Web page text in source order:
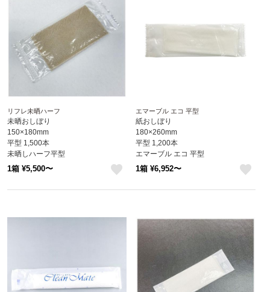
リフレ未晒ハーフ
未晒おしぼり
150×180mm
平型 1,500本
未晒しハーフ平型
※北海道・沖縄・離島 送料別途
1箱 ¥5,500〜
エマーブル エコ 平型
紙おしぼり
180×260mm
平型 1,200本
エマーブル エコ 平型
1箱 ¥6,952〜